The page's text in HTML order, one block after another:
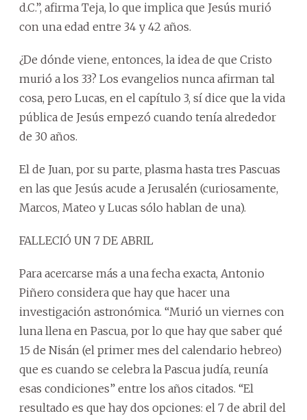
d.C.”, afirma Teja, lo que implica que Jesús murió
con una edad entre 34 y 42 años.
¿De dónde viene, entonces, la idea de que Cristo
murió a los 33? Los evangelios nunca afirman tal
cosa, pero Lucas, en el capítulo 3, sí dice que la vida
pública de Jesús empezó cuando tenía alrededor
de 30 años.
El de Juan, por su parte, plasma hasta tres Pascuas
en las que Jesús acude a Jerusalén (curiosamente,
Marcos, Mateo y Lucas sólo hablan de una).
FALLECIÓ UN 7 DE ABRIL
Para acercarse más a una fecha exacta, Antonio
Piñero considera que hay que hacer una
investigación astronómica. “Murió un viernes con
luna llena en Pascua, por lo que hay que saber qué
15 de Nisán (el primer mes del calendario hebreo)
que es cuando se celebra la Pascua judía, reunía
esas condiciones” entre los años citados. “El
resultado es que hay dos opciones: el 7 de abril del